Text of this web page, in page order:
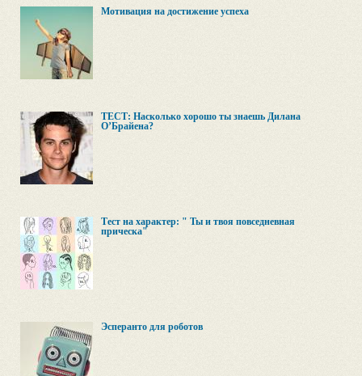
Мотивация на достижение успеха
ТЕСТ: Насколько хорошо ты знаешь Дилана
О’Брайена?
Тест на характер: " Ты и твоя повседневная
прическа"
Эсперанто для роботов